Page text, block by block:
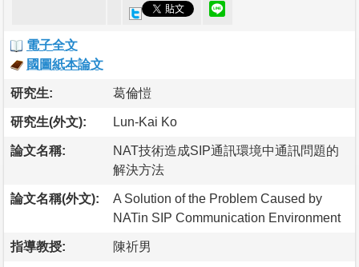
電子全文
國圖紙本論文
研究生: 葛倫愷
研究生(外文): Lun-Kai Ko
論文名稱:
NAT技術造成SIP通訊環境中通訊問題的
解決方法
論文名稱(外文):
A Solution of the Problem Caused by
NATin SIP Communication Environment
指導教授: 陳祈男